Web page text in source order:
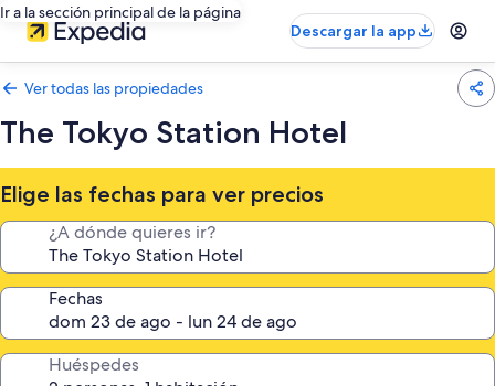
Ir a la sección principal de la página
Descargar la app
Ver todas las propiedades
The Tokyo Station Hotel
Elige las fechas para ver precios
¿A dónde quieres ir?
Fechas
Huéspedes